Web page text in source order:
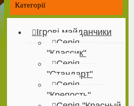
Категорії
Ігрові майданчики
Серія
"Классик"
Серія
"Стандарт"
Серія
"Крепость"